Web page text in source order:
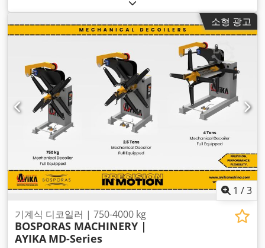
소형 광고
1 /3
기계식 디코일러 | 750-4000 kg
BOSPORAS MACHINERY |
AYIKA MD-Series